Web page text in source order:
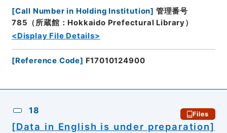
[Call Number in Holding Institution] 管理番号
785（所蔵館：Hokkaido Prefectural Library）
<Display File Details>
[Reference Code] F17010124900
18 Files
[Data in English is under preparation]